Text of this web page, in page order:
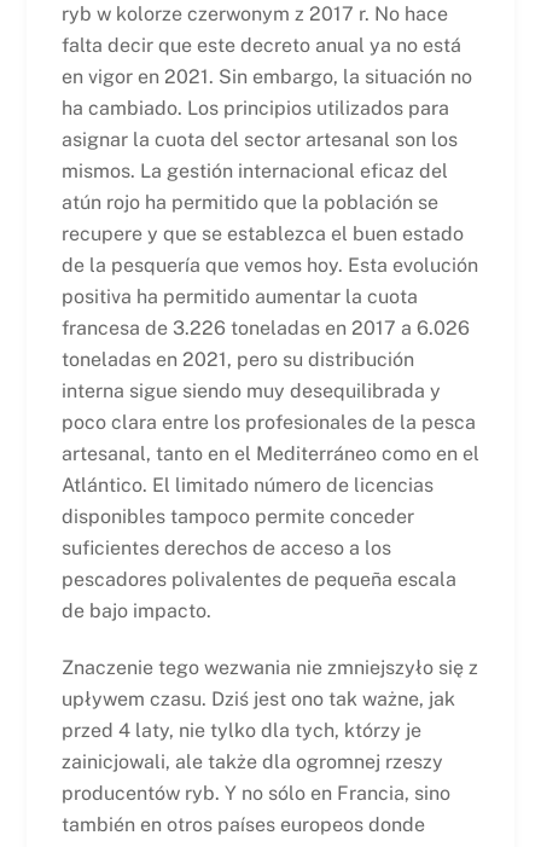
ryb w kolorze czerwonym z 2017 r. No hace
falta decir que este decreto anual ya no está
en vigor en 2021. Sin embargo, la situación no
ha cambiado. Los principios utilizados para
asignar la cuota del sector artesanal son los
mismos. La gestión internacional eficaz del
atún rojo ha permitido que la población se
recupere y que se establezca el buen estado
de la pesquería que vemos hoy. Esta evolución
positiva ha permitido aumentar la cuota
francesa de 3.226 toneladas en 2017 a 6.026
toneladas en 2021, pero su distribución
interna sigue siendo muy desequilibrada y
poco clara entre los profesionales de la pesca
artesanal, tanto en el Mediterráneo como en el
Atlántico. El limitado número de licencias
disponibles tampoco permite conceder
suficientes derechos de acceso a los
pescadores polivalentes de pequeña escala
de bajo impacto.
Znaczenie tego wezwania nie zmniejszyło się z
upływem czasu. Dziś jest ono tak ważne, jak
przed 4 laty, nie tylko dla tych, którzy je
zainicjowali, ale także dla ogromnej rzeszy
producentów ryb. Y no sólo en Francia, sino
también en otros países europeos donde